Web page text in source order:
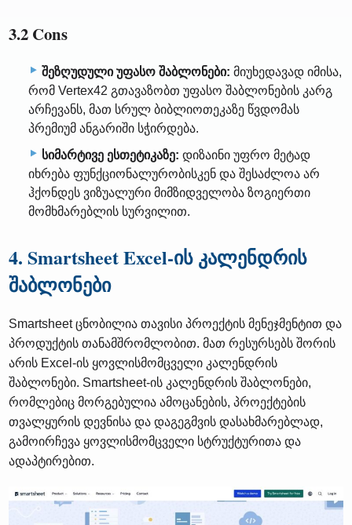
3.2 Cons
შეზღუდული უფასო შაბლონები: მიუხედავად იმისა,
რომ Vertex42 გთავაზობთ უფასო შაბლონების კარგ
არჩევანს, მათ სრულ ბიბლიოთეკაზე წვდომას
პრემიუმ ანგარიში სჭირდება.
სიმარტივე ესთეტიკაზე: დიზაინი უფრო მეტად
იხრება ფუნქციონალურობისკენ და შესაძლოა არ
ჰქონდეს ვიზუალური მიმზიდველობა ზოგიერთი
მომხმარებლის სურვილით.
4. Smartsheet Excel-ის კალენდრის
შაბლონები
Smartsheet ცნობილია თავისი პროექტის მენეჯმენტით და
პროდუქტის თანამშრომლობით. მათ რესურსებს შორის
არის Excel-ის ყოვლისმომცველი კალენდრის
შაბლონები. Smartsheet-ის კალენდრის შაბლონები,
რომლებიც მორგებულია ამოცანების, პროექტების
თვალყურის დევნისა და დაგეგმვის დასახმარებლად,
გამოირჩევა ყოვლისმომცველი სტრუქტურითა და
ადაპტირებით.